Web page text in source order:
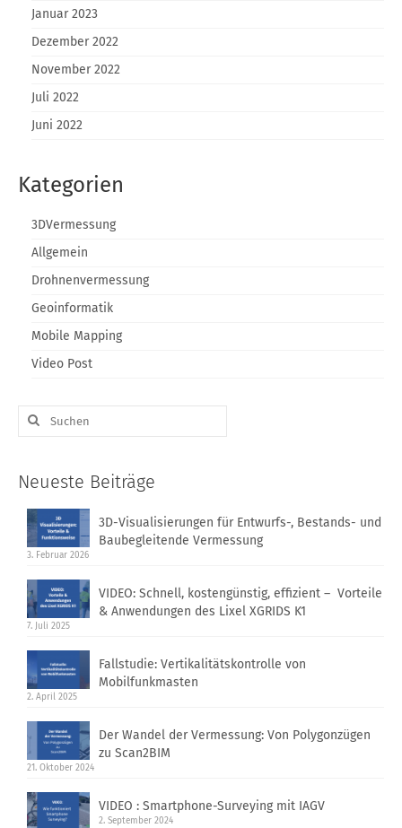
Januar 2023
Dezember 2022
November 2022
Juli 2022
Juni 2022
Kategorien
3DVermessung
Allgemein
Drohnenvermessung
Geoinformatik
Mobile Mapping
Video Post
Suche
nach:
Neueste Beiträge
3D-Visualisierungen für Entwurfs-, Bestands- und
Baubegleitende Vermessung
3. Februar 2026
VIDEO: Schnell, kostengünstig, effizient – Vorteile
& Anwendungen des Lixel XGRIDS K1
7. Juli 2025
Fallstudie: Vertikalitätskontrolle von
Mobilfunkmasten
2. April 2025
Der Wandel der Vermessung: Von Polygonzügen
zu Scan2BIM
21. Oktober 2024
VIDEO : Smartphone-Surveying mit IAGV
2. September 2024